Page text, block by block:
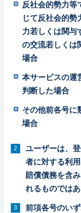
反社会的勢力等
じて反社会的勢
力若しくは関与
の交流若しくは
場合
本サービスの運
判断した場合
その他前各号に
場合
ユーザーは、
者に対する利
賠償債務を含
れるものではあ
前項各号のい